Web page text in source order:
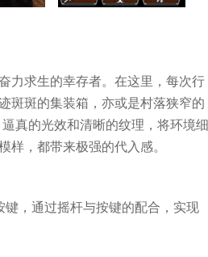
力求生的幸存者。在这里，每次行
斑斑的集装箱，亦或是村落狭窄的
真的光效和清晰的纹理，将环境细
样，都带来极强的代入感。
，通过摇杆与按键的配合，实现